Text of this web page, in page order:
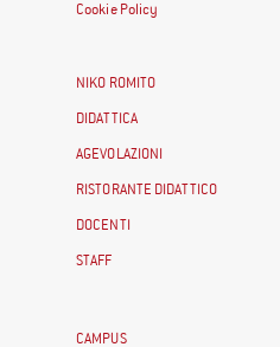
Cookie Policy
NIKO ROMITO
DIDATTICA
AGEVOLAZIONI
RISTORANTE DIDATTICO
DOCENTI
STAFF
CAMPUS